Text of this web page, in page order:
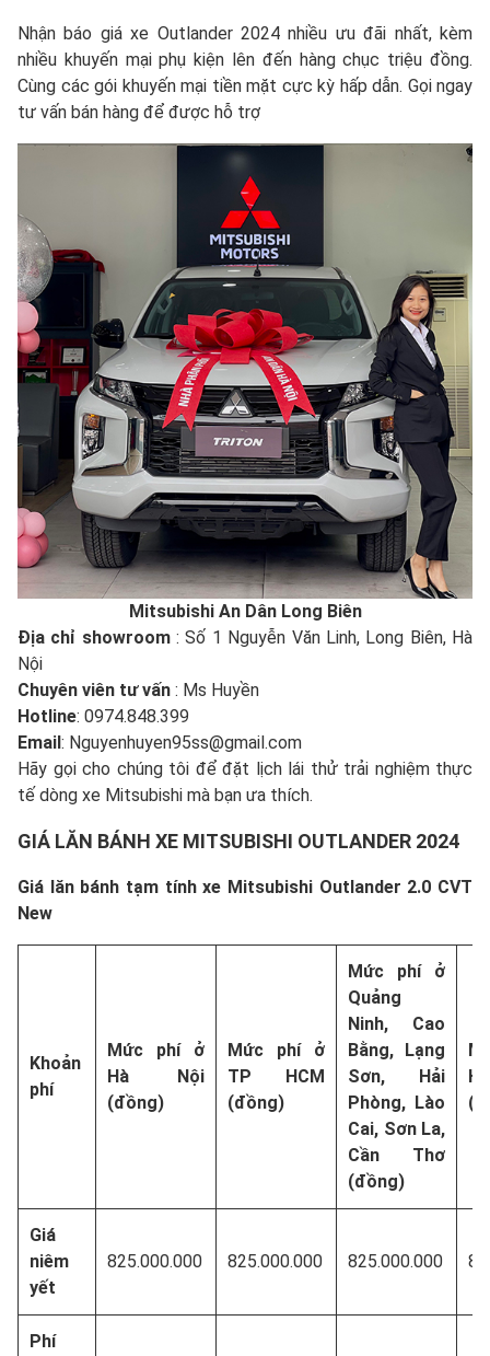
Nhận báo giá xe Outlander 2024 nhiều ưu đãi nhất, kèm
nhiều khuyến mại phụ kiện lên đến hàng chục triệu đồng.
Cùng các gói khuyến mại tiền mặt cực kỳ hấp dẫn. Gọi ngay
tư vấn bán hàng để được hỗ trợ
Mitsubishi An Dân Long Biên
Địa chỉ showroom: Số 1 Nguyễn Văn Linh, Long Biên, Hà
Nội
Chuyên viên tư vấn : Ms Huyền
Hotline: 0974.848.399
Email: Nguyenhuyen95ss@gmail.com
Hãy gọi cho chúng tôi để đặt lịch lái thử trải nghiệm thực
tế dòng xe Mitsubishi mà bạn ưa thích.
GIÁ LĂN BÁNH XE MITSUBISHI OUTLANDER 2024
Giá lăn bánh tạm tính xe Mitsubishi Outlander 2.0 CVT
New
Khoản
phí
Mức phí ở
Hà Nội
(đồng)
Mức phí ở
TP HCM
(đồng)
Mức phí ở
Quảng
Ninh, Cao
Bằng, Lạng
Sơn, Hải
Phòng, Lào
Cai, Sơn La,
Cần Thơ
(đồng)
Giá
niêm
yết
825.000.000 825.000.000 825.000.000
Phí